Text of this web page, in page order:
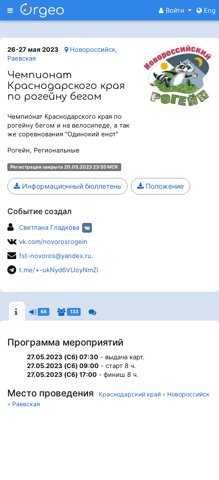
Меню Войти Eng
26-27 мая 2023
Новороссийск,
Раевская
Чемпионат
Краснодарского края
по рогейну бегом
Чемпионат Краснодарского края по
рогейну бегом и на велосипеде, а так
же соревнования "Одинокий енот"
Рогейн, Региональные
Регистрация закрыта 20.05.2023 23:55 МСК
Информационный бюллетень Положение
Событие создал
Светлана Гладкова
vk.com/novorosrogein
fst-novoros@yandex.ru.
t.me/+-ukNyd6VIJoyNmZi
68 133
Программа мероприятий
27.05.2023 (Сб) 07:30 - выдача карт.
27.05.2023 (Сб) 09:00 - старт 8 ч.
27.05.2023 (Сб) 17:00 - финиш 8 ч.
Место проведения Краснодарский край » Новороссийск
» Раевская